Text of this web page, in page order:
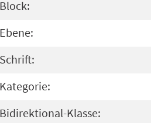
Block:
Ebene:
Schrift:
Kategorie:
Bidirektional-Klasse: